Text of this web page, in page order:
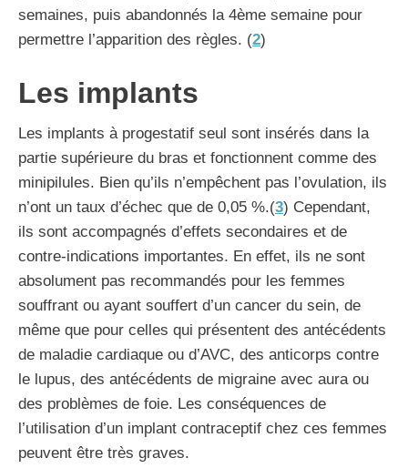
semaines, puis abandonnés la 4ème semaine pour
permettre l’apparition des règles. (2)
Les implants
Les implants à progestatif seul sont insérés dans la
partie supérieure du bras et fonctionnent comme des
minipilules. Bien qu’ils n’empêchent pas l’ovulation, ils
n’ont un taux d’échec que de 0,05 %.(3) Cependant,
ils sont accompagnés d’effets secondaires et de
contre-indications importantes. En effet, ils ne sont
absolument pas recommandés pour les femmes
souffrant ou ayant souffert d’un cancer du sein, de
même que pour celles qui présentent des antécédents
de maladie cardiaque ou d’AVC, des anticorps contre
le lupus, des antécédents de migraine avec aura ou
des problèmes de foie. Les conséquences de
l’utilisation d’un implant contraceptif chez ces femmes
peuvent être très graves.